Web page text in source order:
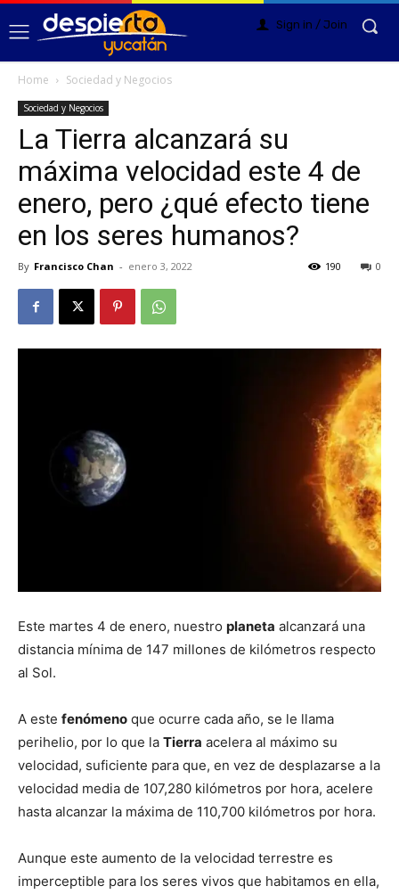
Sign in / Join
Home Sociedad y Negocios
Sociedad y Negocios
La Tierra alcanzará su
máxima velocidad este 4 de
enero, pero ¿qué efecto tiene
en los seres humanos?
By Francisco Chan - enero 3, 2022 0
190
Este martes 4 de enero, nuestro planeta alcanzará una
distancia mínima de 147 millones de kilómetros respecto
al Sol.
A este fenómeno que ocurre cada año, se le llama
perihelio, por lo que la Tierra acelera al máximo su
velocidad, suficiente para que, en vez de desplazarse a la
velocidad media de 107,280 kilómetros por hora, acelere
hasta alcanzar la máxima de 110,700 kilómetros por hora.
Aunque este aumento de la velocidad terrestre es
imperceptible para los seres vivos que habitamos en ella,